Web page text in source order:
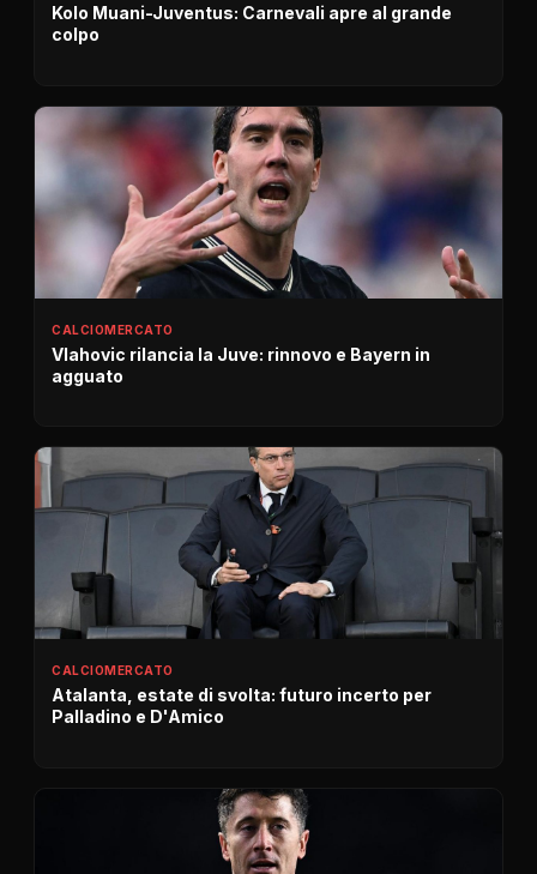
Kolo Muani-Juventus: Carnevali apre al grande
colpo
CALCIOMERCATO
Vlahovic rilancia la Juve: rinnovo e Bayern in
agguato
CALCIOMERCATO
Atalanta, estate di svolta: futuro incerto per
Palladino e D'Amico